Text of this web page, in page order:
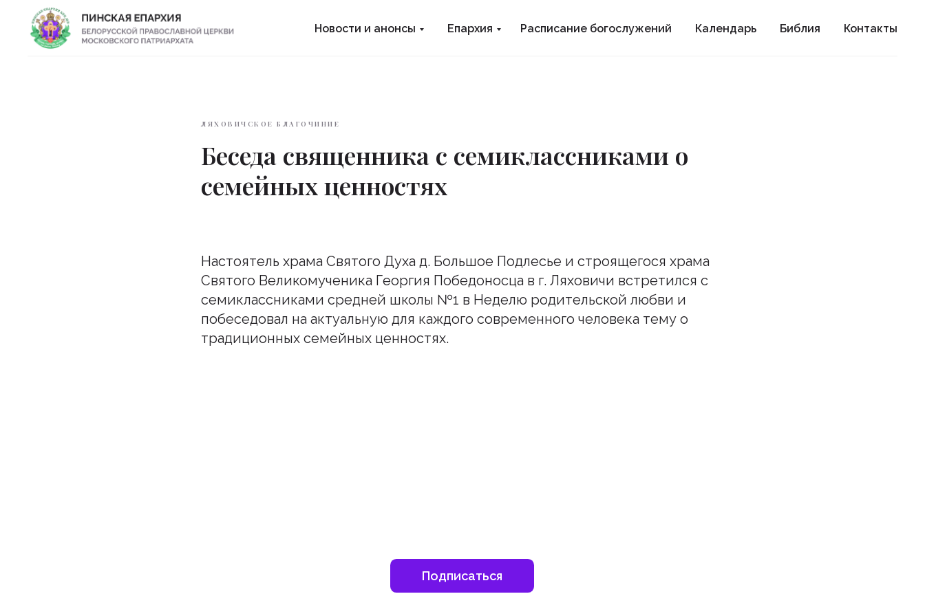
Новости и анонсы Епархия Расписание богослужений Календарь Библия Контакты
ЛЯХОВИЧСКОЕ БЛАГОЧИНИЕ
Беседа священника с семиклассниками о
семейных ценностях
Настоятель храма Святого Духа д. Большое Подлесье и строящегося храма
Святого Великомученика Георгия Победоносца в г. Ляховичи встретился с
семиклассниками средней школы №1 в Неделю родительской любви и
побеседовал на актуальную для каждого современного человека тему о
традиционных семейных ценностях.